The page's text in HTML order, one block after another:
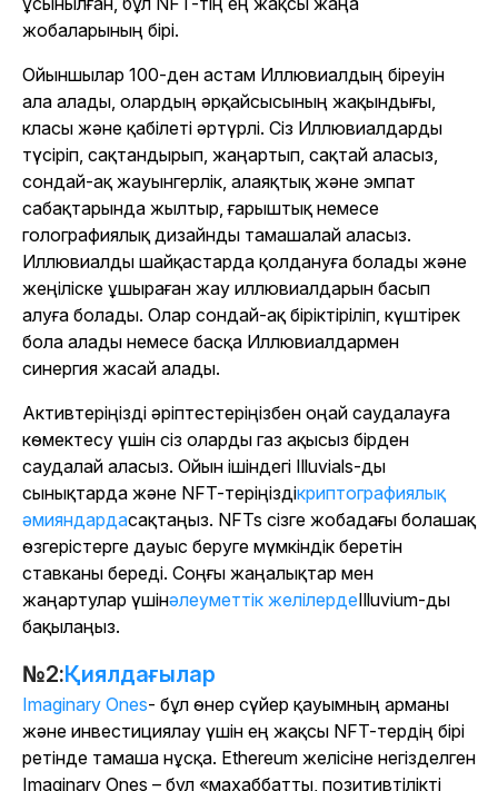
жобаларының бірі.
Ойыншылар 100-ден астам Иллювиалдың біреуін
ала алады, олардың әрқайсысының жақындығы,
класы және қабілеті әртүрлі. Сіз Иллювиалдарды
түсіріп, сақтандырып, жаңартып, сақтай аласыз,
сондай-ақ жауынгерлік, алаяқтық және эмпат
сабақтарында жылтыр, ғарыштық немесе
голографиялық дизайнды тамашалай аласыз.
Иллювиалды шайқастарда қолдануға болады және
жеңіліске ұшыраған жау иллювиалдарын басып
алуға болады. Олар сондай-ақ біріктіріліп, күштірек
бола алады немесе басқа Иллювиалдармен
синергия жасай алады.
Активтеріңізді әріптестеріңізбен оңай саудалауға
көмектесу үшін сіз оларды газ ақысыз бірден
саудалай аласыз. Ойын ішіндегі Illuvials-ды
сынықтарда және NFT-теріңіздікриптографиялық
әмияндардасақтаңыз. NFTs сізге жобадағы болашақ
өзгерістерге дауыс беруге мүмкіндік беретін
ставканы береді. Соңғы жаңалықтар мен
жаңартулар үшінәлеуметтік желілердеIlluvium-ды
бақылаңыз.
№2:Қиялдағылар
Imaginary Ones- бұл өнер сүйер қауымның арманы
және инвестициялау үшін ең жақсы NFT-тердің бірі
ретінде тамаша нұсқа. Ethereum желісіне негізделген
Imaginary Ones – бұл «махаббатты, позитивтілікті